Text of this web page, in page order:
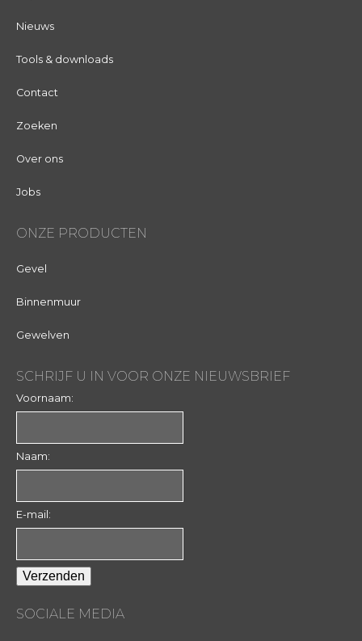
Nieuws
Tools & downloads
Contact
Zoeken
Over ons
Jobs
ONZE PRODUCTEN
Gevel
Binnenmuur
Gewelven
SCHRIJF U IN VOOR ONZE NIEUWSBRIEF
Voornaam:
Naam:
E-mail:
SOCIALE MEDIA